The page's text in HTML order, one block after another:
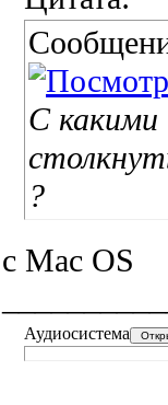
С какими
?
c Mac OS
Аудиосистема